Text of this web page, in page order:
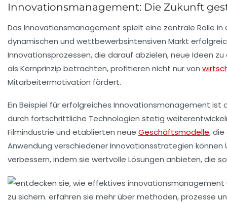
Innovationsmanagement: Die Zukunft
Das Innovationsmanagement spielt eine zentrale Rolle
dynamischen und wettbewerbsintensiven Markt
Innovationsprozessen, die darauf abzielen, neue Ideen
als Kernprinzip betrachten, profitieren nicht nur von
Mitarbeitermotivation fördert.
Ein Beispiel für erfolgreiches Innovationsmanagement
durch fortschrittliche Technologien stetig
Filmindustrie und etablierten neue Geschäftsmodelle,
Anwendung verschiedener Innovationsstrategien
verbessern, indem sie wertvolle Lösungen anbieten, die